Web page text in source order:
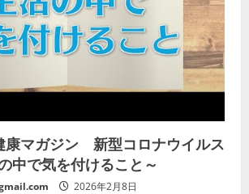
康マガジン 新型コロナウイルス
中で気を付けること～
2026年2月8日